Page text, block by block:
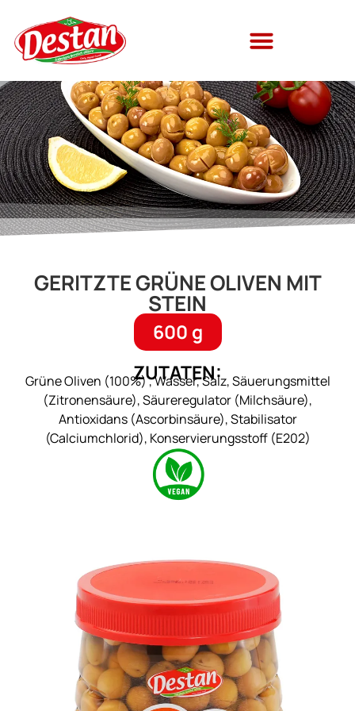
GERITZTE GRÜNE OLIVEN MIT
STEIN
600 g
ZUTATEN:
Grüne Oliven (100%) , Wasser, Salz, Säuerungsmittel
(Zitronensäure), Säureregulator (Milchsäure),
Antioxidans (Ascorbinsäure), Stabilisator
(Calciumchlorid), Konservierungsstoff (E202)